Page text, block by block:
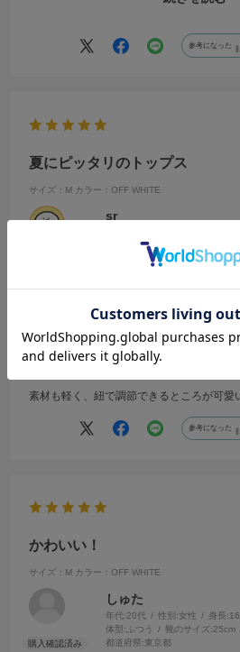
参考になった
夏にピッタリのトップス
サイズ：M カラー：OFF WHITE
sr
ふつう
普段の服のサイズ:
S 都道府県:
素材も軽く、紐で調節できるところが可
参考になった
かわいい！
サイズ：M カラー：OFF WHITE
しゅた
年代:20代 性別:女性 身長:
体型: ふつう 靴のサイズ:25cm
都道府県:東京都